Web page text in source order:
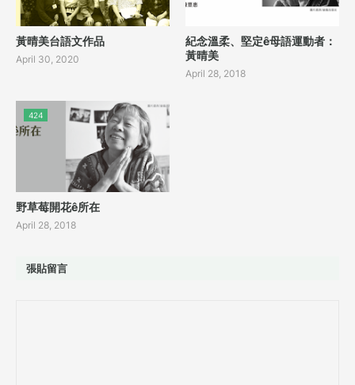
黃晴美台語文作品
April 30, 2020
紀念溫柔、堅定ê母語運動者：
黃晴美
April 28, 2018
424
野草莓開花ê所在
April 28, 2018
張貼留言